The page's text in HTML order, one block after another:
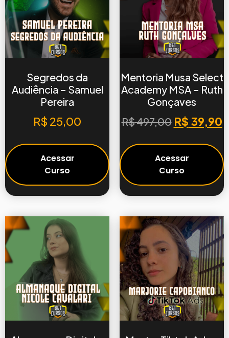
Segredos da
Audiência – Samuel
Pereira
R$ 25,00
Acessar
Curso
Mentoria Musa Select
Academy MSA – Ruth
Gonçaves
R$497,00 R$ 39,90
Acessar
Curso